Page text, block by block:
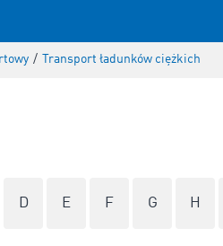
/ Transport ładunków ciężkich
D E F G H